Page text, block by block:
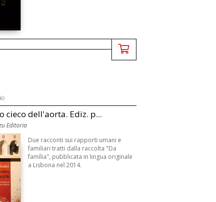
cieco dell'aorta. Ediz. p...
Editoria
Due racconti sui rapporti umani e
familiari tratti dalla raccolta "Da
família", pubblicata in lingua originale
a Lisbona nel 2014.